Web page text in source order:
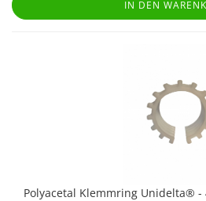
IN DEN
Polyacetal Klemmring Unidelta® -